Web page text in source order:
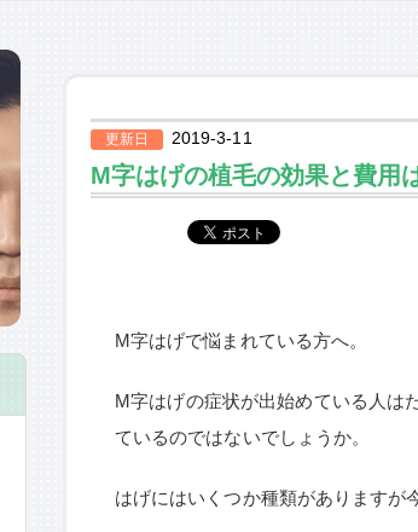
更新日 2019-3-11
M字はげの植毛の効果と費用
M字はげで悩まれている方へ。
M字はげの症状が出始めている人は
ているのではないでしょうか。
はげにはいくつか種類がありますが